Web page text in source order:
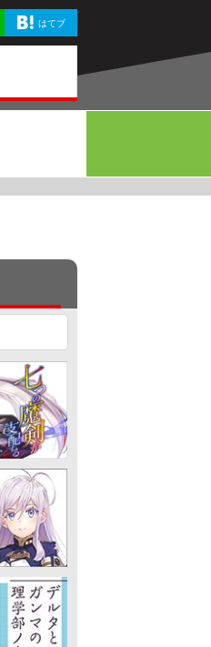
はてブ